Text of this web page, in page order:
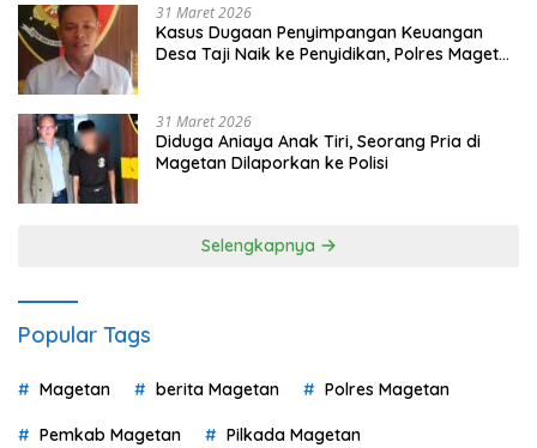
31 Maret 2026
Kasus Dugaan Penyimpangan Keuangan
Desa Taji Naik ke Penyidikan, Polres Magetan
31 Maret 2026
Diduga Aniaya Anak Tiri, Seorang Pria di
Magetan Dilaporkan ke Polisi
Selengkapnya
Popular Tags
Magetan berita Magetan Polres Magetan
Pemkab Magetan Pilkada Magetan